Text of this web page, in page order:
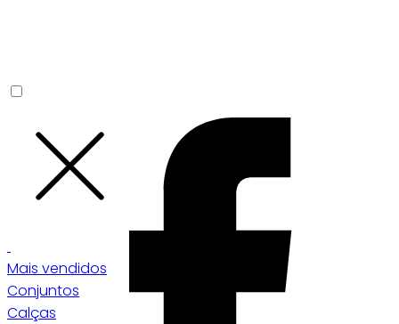
Mais vendidos
Conjuntos
Calças